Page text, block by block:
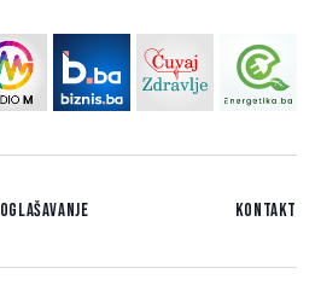
Oglašavanje Kontakt